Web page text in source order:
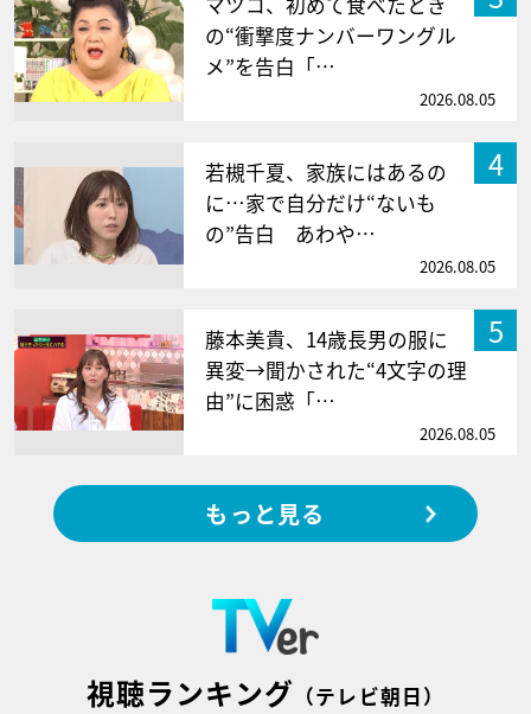
の“衝撃度ナンバーワングル
メ”を告白「…
2026.08.05
4
若槻千夏、家族にはあるの
に…家で自分だけ“ないも
の”告白 あわや…
2026.08.05
5
藤本美貴、14歳長男の服に
異変→聞かされた“4文字の理
由”に困惑「…
2026.08.05
もっと見る
視聴ランキング （テレビ朝日）